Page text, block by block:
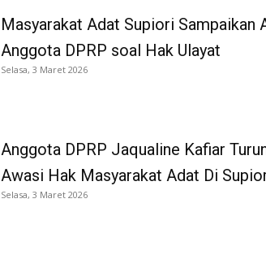
Masyarakat Adat Supiori Sampaikan
Anggota DPRP soal Hak Ulayat
Selasa, 3 Maret 2026
Anggota DPRP Jaqualine Kafiar
Awasi Hak Masyarakat Adat Di
Selasa, 3 Maret 2026